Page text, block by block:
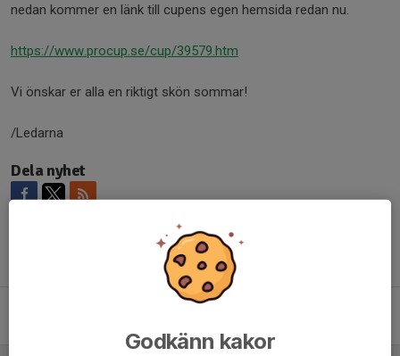
nedan kommer en länk till cupens egen hemsida redan nu.
https://www.procup.se/cup/39579.htm
Vi önskar er alla en riktigt skön sommar!
/Ledarna
Dela nyhet
Linghemscupen 9 augusti
Godkänn kakor